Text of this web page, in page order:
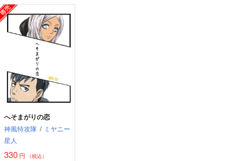
へそまがりの恋
神風特攻隊 / ミヤニー
星人
330 円 （税込）